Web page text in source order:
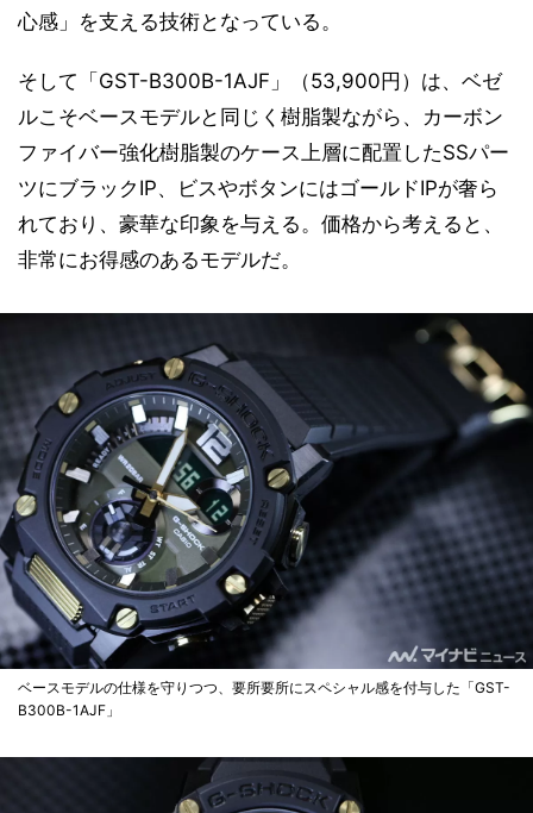
心感」を支える技術となっている。
そして「GST-B300B-1AJF」（53,900円）は、ベゼ
ルこそベースモデルと同じく樹脂製ながら、カーボン
ファイバー強化樹脂製のケース上層に配置したSSパー
ツにブラックIP、ビスやボタンにはゴールドIPが奢ら
れており、豪華な印象を与える。価格から考えると、
非常にお得感のあるモデルだ。
ベースモデルの仕様を守りつつ、要所要所にスペシャル感を付与した「GST-
B300B-1AJF」